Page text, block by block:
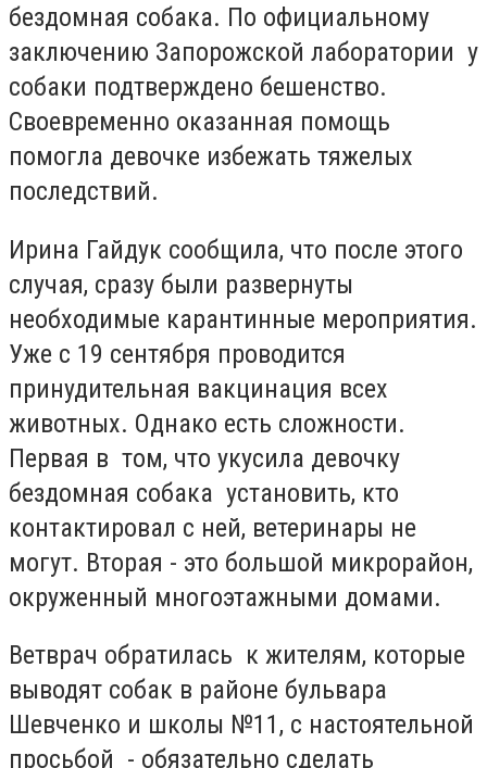
бездомная собака. По официальному
заключению Запорожской лаборатории у
собаки подтверждено бешенство.
Своевременно оказанная помощь
помогла девочке избежать тяжелых
последствий.
Ирина Гайдук сообщила, что после этого
случая, сразу были развернуты
необходимые карантинные мероприятия.
Уже с 19 сентября проводится
принудительная вакцинация всех
животных. Однако есть сложности.
Первая в том, что укусила девочку
бездомная собака установить, кто
контактировал с ней, ветеринары не
могут. Вторая - это большой микрорайон,
окруженный многоэтажными домами.
Ветврач обратилась к жителям, которые
выводят собак в районе бульвара
Шевченко и школы №11, с настоятельной
просьбой - обязательно сделать